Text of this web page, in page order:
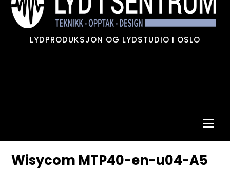
LYDPRODUKSJON OG LYDSTUDIO I OSLO
Wisycom MTP40-en-u04-A5